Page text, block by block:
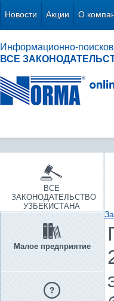
Новости Акции О
Информационно-
ВСЕ
ВСЕ
ЗАКОНОДАТЕЛЬСТВО
УЗБЕКИСТАНА
Малое предприятие